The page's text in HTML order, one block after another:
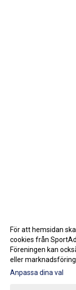
För att hemsidan
cookies från
Föreningen kan
eller
Anpassa dina val